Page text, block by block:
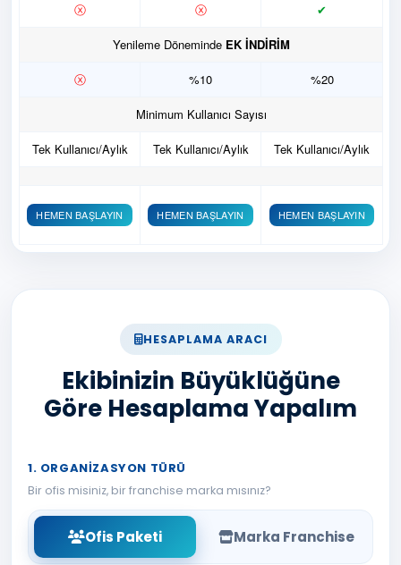
ⓧ ⓧ ✔
Yenileme Döneminde EK İNDİRİM
ⓧ %10 %20
Minimum Kullanıcı Sayısı
Tek Kullanıcı/Aylık Tek Kullanıcı/Aylık Tek Kullanıcı/Aylık
HEMEN BAŞLAYIN HEMEN BAŞLAYIN HEMEN BAŞLAYIN
HESAPLAMA ARACI
Ekibinizin Büyüklüğüne
Göre Hesaplama Yapalım
1. ORGANIZASYON TÜRÜ
Bir ofis misiniz, bir franchise marka mısınız?
Ofis Paketi Marka Franchise